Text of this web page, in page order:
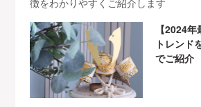
徴をわかりやすくご紹介します
【2024
トレンド
でご紹介